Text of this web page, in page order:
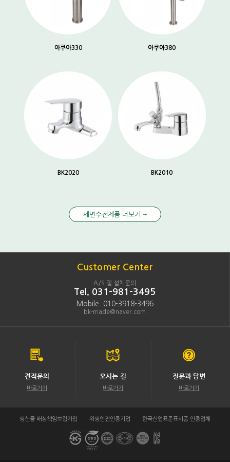
아쿠아330 아쿠아380
BK2020 BK2010
세면수전제품 더보기 +
Customer Center
A/S 및 설치문의
Tel. 031-981-3495
Mobile. 010-3918-3496
bk-made@naver.com
견적문의
바로가기
오시는 길
바로가기
질문과 답변
바로가기
생산물 배상책임보험가입 위생안전인증기업 한국산업표준표시품 인증업체